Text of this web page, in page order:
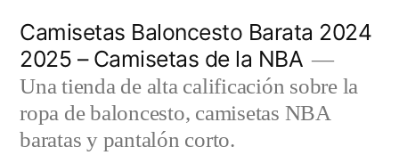
contenido
Camisetas Baloncesto Barata 2024
2025 – Camisetas de la NBA
Una tienda de alta calificación sobre la
ropa de baloncesto, camisetas NBA
baratas y pantalón corto.